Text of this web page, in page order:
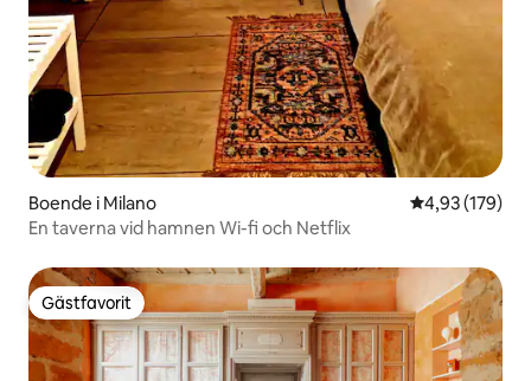
Boende i Milano 4,93 av 5 i
4,93 (179)
En taverna vid hamnen Wi-fi och Netflix
Gästfavorit
Gästfavorit